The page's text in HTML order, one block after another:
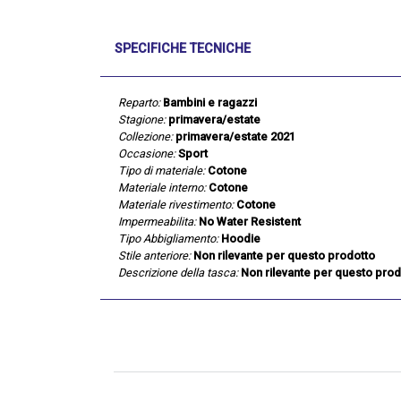
SPECIFICHE TECNICHE
Reparto: Bambini e ragazzi
Stagione: primavera/estate
Collezione: primavera/estate 2021
Occasione: Sport
Tipo di materiale: Cotone
Materiale interno: Cotone
Materiale rivestimento: Cotone
Impermeabilita: No Water Resistent
Tipo Abbigliamento: Hoodie
Stile anteriore: Non rilevante per questo prodotto
Descrizione della tasca: Non rilevante per questo